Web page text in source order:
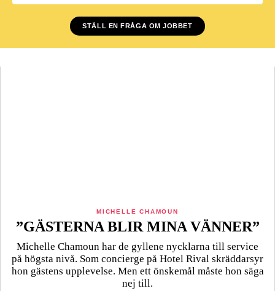
STÄLL EN FRÅGA OM JOBBET
MICHELLE CHAMOUN
”GÄSTERNA BLIR MINA VÄNNER”
Michelle Chamoun har de gyllene nycklarna till service
på högsta nivå. Som concierge på Hotel Rival skräddarsyr
hon gästens upp­levelse. Men ett önskemål måste hon säga
nej till.